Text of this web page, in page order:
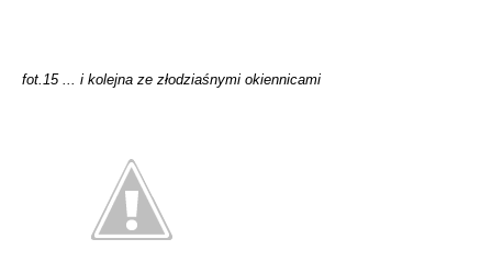
fot.15 ... i kolejna ze złodziaśnymi okiennicami